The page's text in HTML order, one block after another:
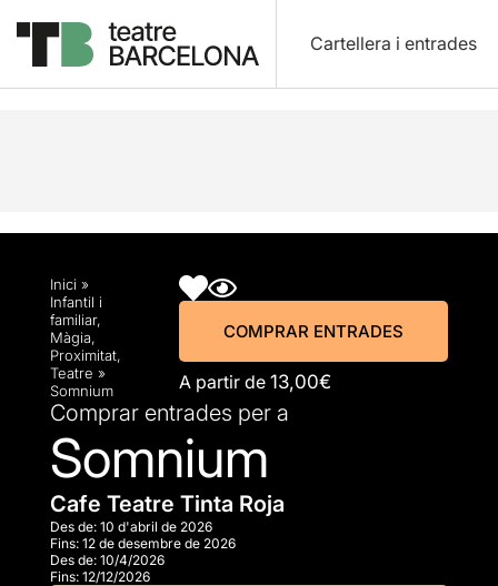
Cartellera i entrades
Descripció Horaris Fitxa artística Info
Inici »
Infantil i
familiar,
Màgia,
Proximitat,
Teatre »
Somnium
A partir de 13,00€
COMPRAR ENTRADES
Comprar entrades per a
Somnium
Cafe Teatre Tinta Roja
Des de: 10 d'abril de 2026
Fins: 12 de desembre de 2026
Des de: 10/4/2026
Fins: 12/12/2026